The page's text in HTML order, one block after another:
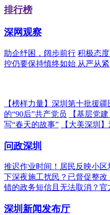
排行榜
深网观察
助企纾困，阔步前行 积极态
控仍要保持慎终如始 从严从紧
【榜样力量】深圳第十批援
的“90后”共产党员
【基层党
写“春天的故事”
【大美深圳
问政深圳
推迟作业时间！居民反映小
下深夜施工扰民？已督促整
错的政务短信且无法取消？官
深圳新闻发布厅